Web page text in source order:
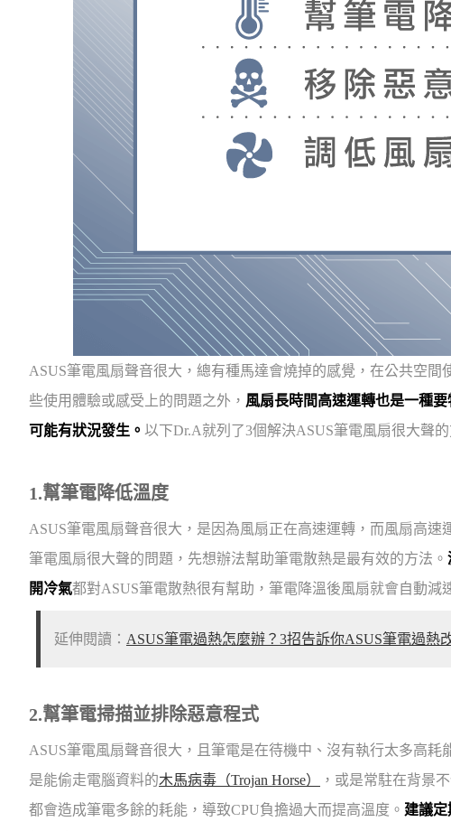
ASUS筆電風扇聲音很大，總有種馬達會燒掉的感覺，在公共空
些使用體驗或感受上的問題之外， 風扇長時間高速運轉也是一種
可能有狀況發生。 以下Dr.A就列了3個解決ASUS筆電風扇很大聲
1.幫筆電降低溫度
ASUS筆電風扇聲音很大，是因為風扇正在高速運轉，而風扇高
筆電風扇很大聲的問題，先想辦法幫助筆電散熱是最有效的方法。
開冷氣都對ASUS筆電散熱很有幫助，筆電降溫後風扇就會自動減
延伸閱讀： ASUS筆電過熱怎麼辦？3招告訴你ASUS筆電過熱
2.幫筆電掃描並排除惡意程式
ASUS筆電風扇聲音很大，且筆電是在待機中、沒有執行太多高
是能偷走電腦資料的木馬病毒（Trojan Horse） ，或是常駐在背景
都會造成筆電多餘的耗能，導致CPU負擔過大而提高溫度。 建議